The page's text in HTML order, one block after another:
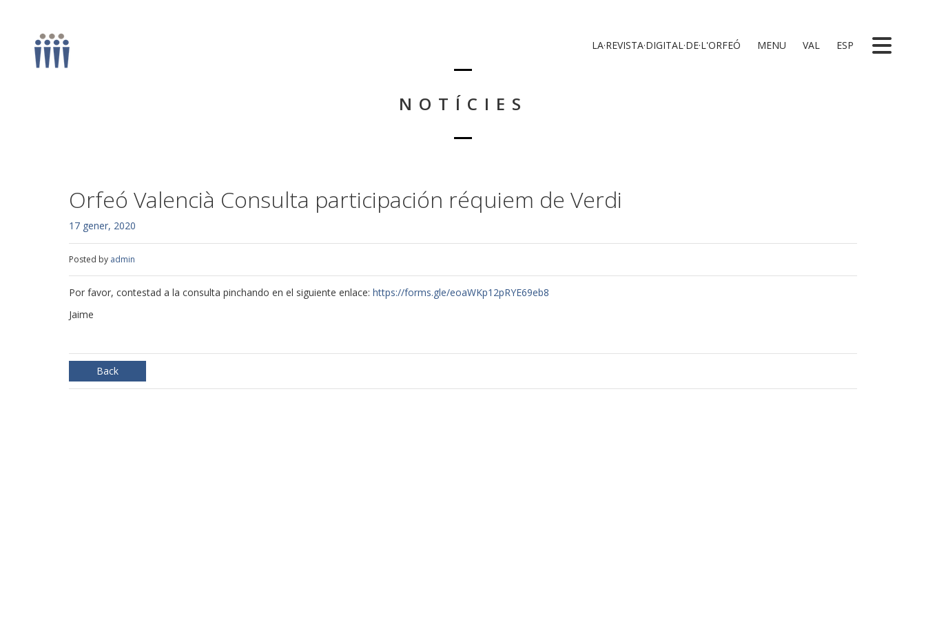
LA·REVISTA·DIGITAL·DE·L'ORFEÓ MENU VAL ESP
NOTÍCIES
Orfeó Valencià Consulta participación réquiem de Verdi
17 gener, 2020
Posted by admin
Por favor, contestad a la consulta pinchando en el siguiente enlace: https://forms.gle/eoaWKp12pRYE69eb8
Jaime
Back